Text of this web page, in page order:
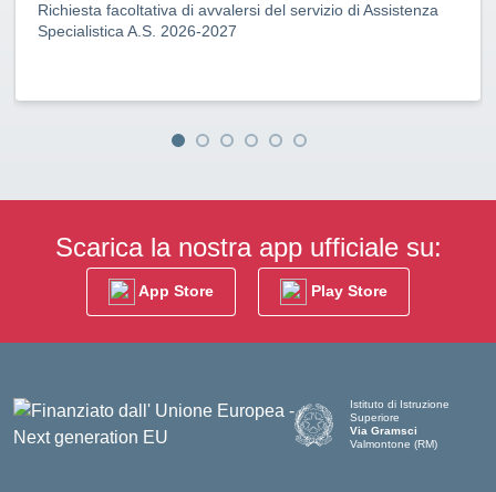
Richiesta facoltativa di avvalersi del servizio di Assistenza
Specialistica A.S. 2026-2027
Scarica la nostra app ufficiale su:
App Store Play Store
Istituto di Istruzione
Superiore
Via Gramsci
Valmontone (RM)